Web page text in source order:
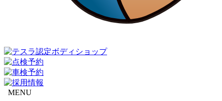
MENU